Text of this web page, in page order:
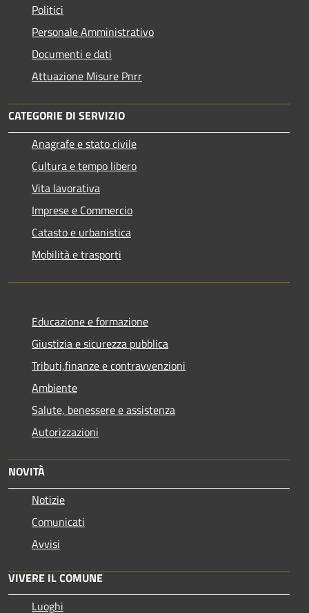
Politici
Personale Amministrativo
Documenti e dati
Attuazione Misure Pnrr
CATEGORIE DI SERVIZIO
Anagrafe e stato civile
Cultura e tempo libero
Vita lavorativa
Imprese e Commercio
Catasto e urbanistica
Mobilità e trasporti
Educazione e formazione
Giustizia e sicurezza pubblica
Tributi,finanze e contravvenzioni
Ambiente
Salute, benessere e assistenza
Autorizzazioni
NOVITÀ
Notizie
Comunicati
Avvisi
VIVERE IL COMUNE
Luoghi